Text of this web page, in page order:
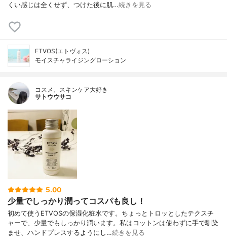
くい感じは全くせず、つけた後に肌…続きを見る
ETVOS(エトヴォス)
モイスチャライジングローション
コスメ、スキンケア大好き
サトウウサコ
5.00
少量でしっかり潤ってコスパも良し！
初めて使うETVOSの保湿化粧水です。ちょっとトロッとしたテクスチ
ャーで、少量でもしっかり潤います。私はコットンは使わずに手で馴染
ませ、ハンドプレスするようにし…続きを見る